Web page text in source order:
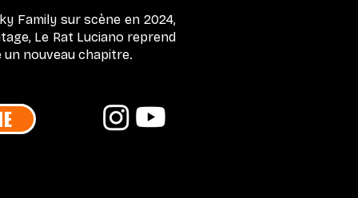
Family sur scène en 2024,
Le Rat Luciano reprend
nouveau chapitre.